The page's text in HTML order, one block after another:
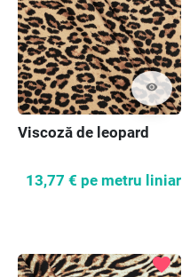
visibility
Viscoză de leopard
13,77 € pe metru liniar
favorite